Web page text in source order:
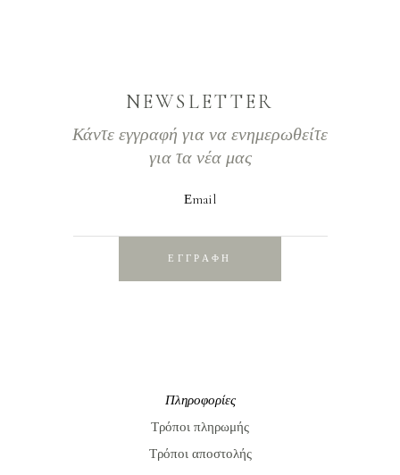
NEWSLETTER
Κάντε εγγραφή για να ενημερωθείτε
για τα νέα μας
Εmail
ΕΓΓΡΑΦΗ
Πληροφορίες
Τρόποι πληρωμής
Τρόποι αποστολής